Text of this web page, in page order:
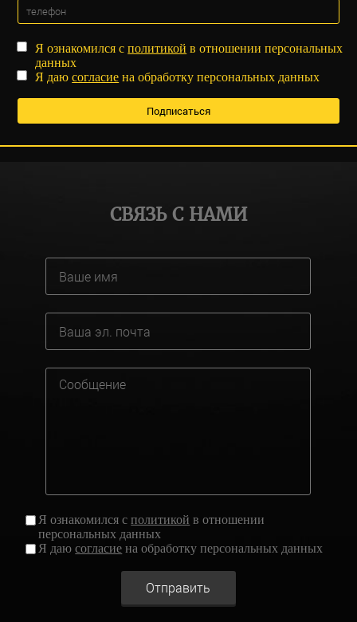
Я ознакомился сполитикой в отношении персональных
данных
Я даюсогласие на обработку персональных данных
СВЯЗЬ С НАМИ
Я ознакомился сполитикой в отношении
персональных данных
Я даюсогласие на обработку персональных данных
Отправить